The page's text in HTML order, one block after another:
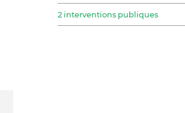
2 interventions publiques